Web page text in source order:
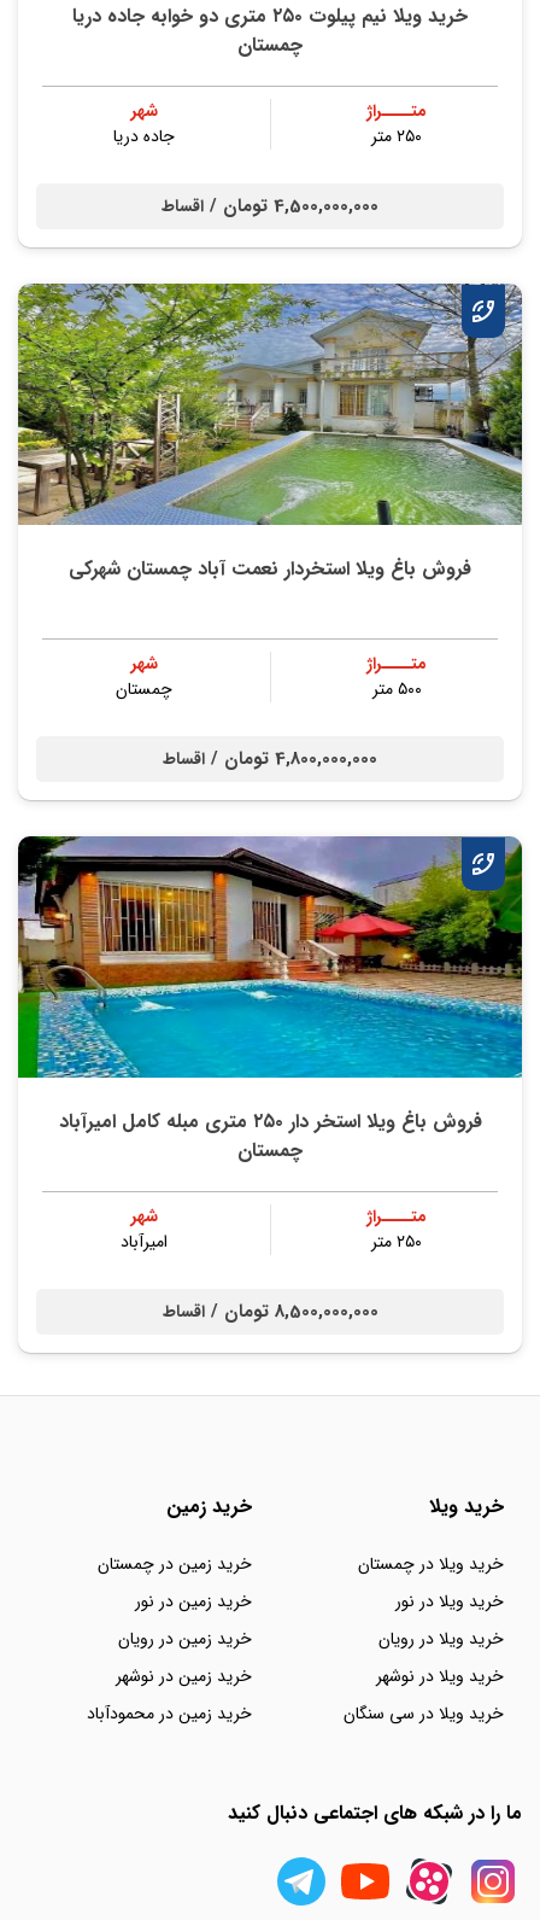
خرید ویلا نیم پیلوت ۲۵۰ متری دو خوابه جاده دریا
چمستان
متــــراژ
۲۵۰ متر
شهر
جاده دریا
4,500,000,000 تومان / اقساط
فروش باغ ویلا استخردار نعمت آباد چمستان شهرکی
متــــراژ
۵۰۰ متر
شهر
چمستان
4,800,000,000 تومان / اقساط
فروش باغ ویلا استخر دار ۲۵۰ متری مبله کامل امیرآباد
چمستان
متــــراژ
۲۵۰ متر
شهر
امیرآباد
8,500,000,000 تومان / اقساط
خرید ویلا
خرید ویلا در چمستان
خرید ویلا در نور
خرید ویلا در رویان
خرید ویلا در نوشهر
خرید ویلا در سی سنگان
خرید زمین
خرید زمین در چمستان
خرید زمین در نور
خرید زمین در رویان
خرید زمین در نوشهر
خرید زمین در محمودآباد
ما را در شبکه های اجتماعی دنبال کنید